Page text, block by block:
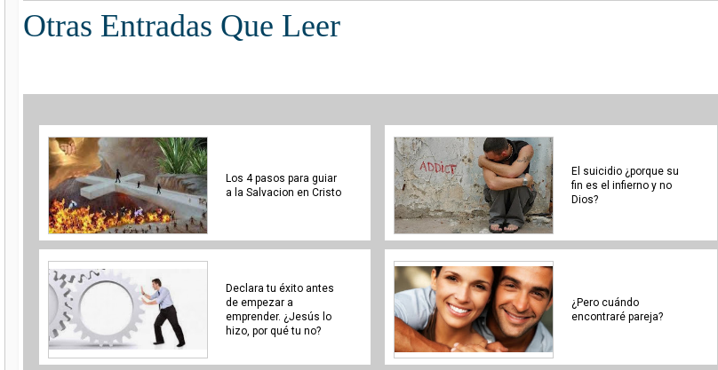
Otras Entradas Que Leer
Los 4 pasos para guiar
a la Salvacion en Cristo
El suicidio ¿porque su
fin es el infierno y no
Dios?
Declara tu éxito antes
de empezar a
emprender. ¿Jesús lo
hizo, por qué tu no?
¿Pero cuándo
encontraré pareja?